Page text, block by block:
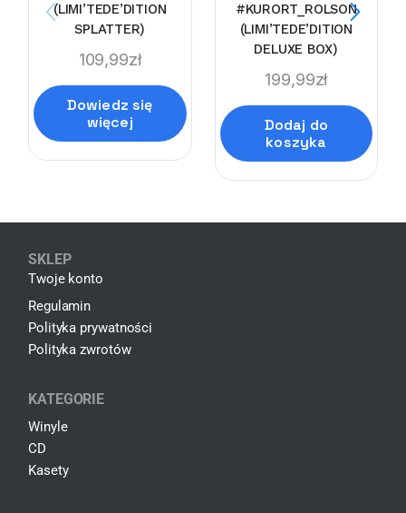
(LIMI’TEDE’DITION
SPLATTER)
109,99zł
Dowiedz się
więcej
#KURORT_ROLSON
(LIMI’TEDE’DITION
DELUXE BOX)
199,99zł
Dodaj do
koszyka
SKLEP
Twoje konto
Regulamin
Polityka prywatności
Polityka zwrotów
KATEGORIE
Winyle
CD
Kasety